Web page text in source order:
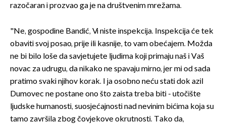
razočaran i prozvao ga je na društvenim mrežama.
"Ne, gospodine Bandić, Vi niste inspekcija. Inspekcija će tek
obaviti svoj posao, prije ili kasnije, to vam obećajem. Možda
ne bi bilo loše da savjetujete ljudima koji primaju naš i Vaš
novac za udrugu, da nikako ne spavaju mirno, jer mi od sada
pratimo svaki njihov korak. I ja osobno neću stati dok azil
Dumovec ne postane ono što zaista treba biti - utočište
ljudske humanosti, suosjećajnosti nad nevinim bićima koja su
tamo završila zbog čovjekove okrutnosti. Tako da,